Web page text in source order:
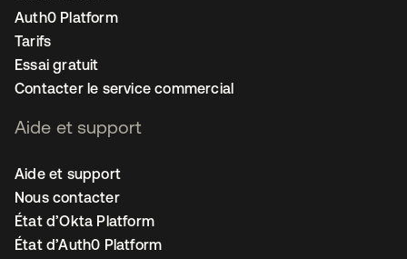
Auth0 Platform
Tarifs
Essai gratuit
Contacter le service commercial
Aide et support
Aide et support
Nous contacter
État d’Okta Platform
État d’Auth0 Platform